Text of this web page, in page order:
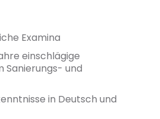
Examina
einschlägige
Sanierungs- und
in Deutsch und